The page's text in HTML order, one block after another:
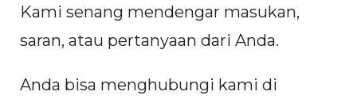
Kami senang mendengar masukan,
saran, atau pertanyaan dari Anda.
Anda bisa menghubungi kami di